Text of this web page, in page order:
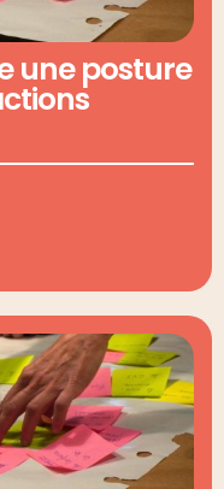
une posture